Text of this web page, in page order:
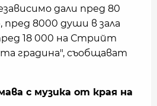
дали пред 80
пред 8000 души в зала
18 000 на Стрийт
градина", съобщават
с музика от края на